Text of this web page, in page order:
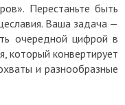
Перестаньте быть
Ваша задача —
очередной цифрой в
который конвертирует
и разнообразные